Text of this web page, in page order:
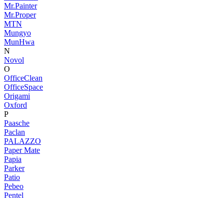
Mr.Painter
Mr.Proper
MTN
Mungyo
MunHwa
N
Novol
O
OfficeClean
OfficeSpace
Origami
Oxford
P
Paasche
Paclan
PALAZZO
Paper Mate
Papia
Parker
Patio
Pebeo
Pentel